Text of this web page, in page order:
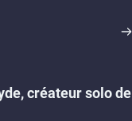
créateur solo de